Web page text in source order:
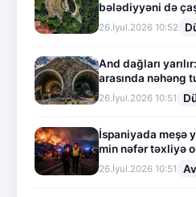
bələdiyyəni də
26.İyul.2026 10:52
And dağları
arasında nəhəng
26.İyul.2026 10:51
İspaniyada meşə
min nəfər təxliyə
26.İyul.2026 10:51